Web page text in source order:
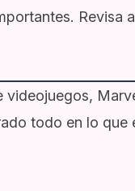
Revisa
videojuegos,
todo en lo